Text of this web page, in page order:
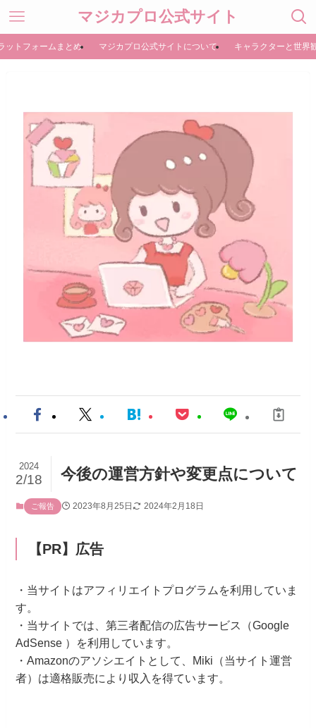
マジカプロ公式サイト
ットフォームまとめ マジカプロ公式サイトについて キャラクターと世界
今後の運営方針や変更点について
2024
2/18
ご報告 2023年8月25日 2024年2月18日
【PR】広告
・当サイトはアフィリエイトプログラムを利用していま
す。
・当サイトでは、第三者配信の広告サービス（Google
AdSense ）を利用しています。
・Amazonのアソシエイトとして、Miki（当サイト運営
者）は適格販売により収入を得ています。